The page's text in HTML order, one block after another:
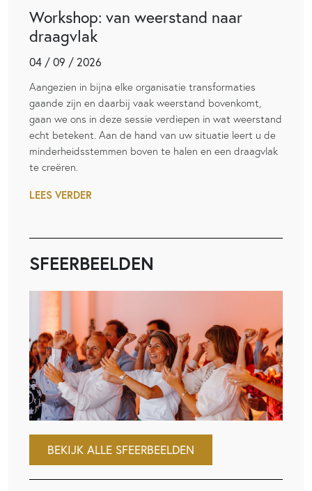
Workshop: van weerstand naar
draagvlak
04 / 09 / 2026
Aangezien in bijna elke organisatie transformaties
gaande zijn en daarbij vaak weerstand bovenkomt,
gaan we ons in deze sessie verdiepen in wat weerstand
echt betekent. Aan de hand van uw situatie leert u de
minderheidsstemmen boven te halen en een draagvlak
te creëren.
LEES VERDER
SFEERBEELDEN
BEKIJK ALLE SFEERBEELDEN